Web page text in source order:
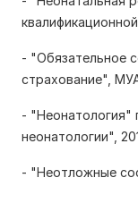
- "Обязательное
страхование",
- "Неонатология"
неонатологии",
- "Неотложные